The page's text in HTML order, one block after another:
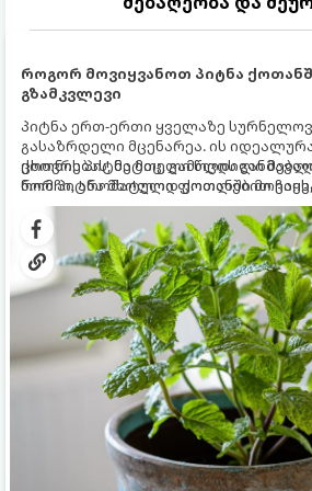
როგორ მოვიყვანოთ პიტნა
გზამკვლევი
პიტნა ერთ-ერთი ყველაზე
გასაზრდელი მცენარეა. ის
ცხოვრებას, მეტიც, გამოცდილი
რომ პიტნა მხოლოდ ქოთანში
გრუნტში (ბაღში) დარგვისას ის
სწრაფად ვრცელდება და სხვა
ქოთნის პიტნა მთელი წლის
ნორჩი, არომატული ფოთლებით
კერძებისთვის.